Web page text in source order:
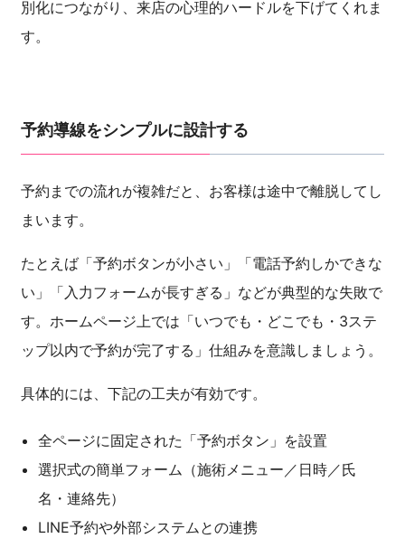
別化につながり、来店の心理的ハードルを下げてくれま
す。
予約導線をシンプルに設計する
予約までの流れが複雑だと、お客様は途中で離脱してし
まいます。
たとえば「予約ボタンが小さい」「電話予約しかできな
い」「入力フォームが長すぎる」などが典型的な失敗で
す。ホームページ上では「いつでも・どこでも・3ステ
ップ以内で予約が完了する」仕組みを意識しましょう。
具体的には、下記の工夫が有効です。
全ページに固定された「予約ボタン」を設置
選択式の簡単フォーム（施術メニュー／日時／氏
名・連絡先）
LINE予約や外部システムとの連携